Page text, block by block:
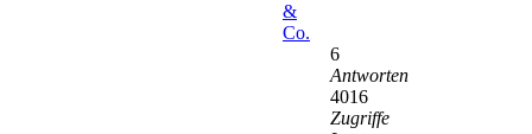
&
Co.
6
Antworten
4016
Zugriffe